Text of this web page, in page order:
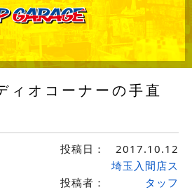
ィオコーナーの手直
投稿日： 2017.10.12
投稿者：
埼玉入間店ス
タッフ